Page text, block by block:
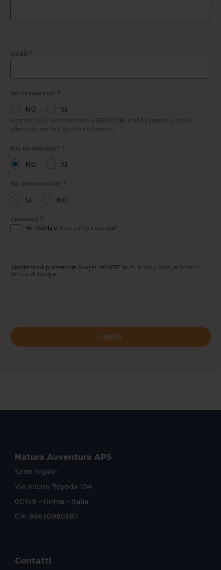
Email *
Sei tesserato? *
NO SI
Ricorda che il tesseramento a FEDERTREK è obbligatorio e si può
effettuare anche il giorno dell'evento.
Hai un voucher? *
NO SI
Sei automunito? *
SI NO
Consenti *
Ho letto la privacy policy e accetto!
Questo sito è protetto da Google reCAPTCHA v3, Privacy Policy e Terms of
Service di Google
INVIA
Natura Avventura APS
Sede legale:
Via Kiiciro Toyoda 104
00148 - Roma - Italia
C.F. 96630980587
Contatti